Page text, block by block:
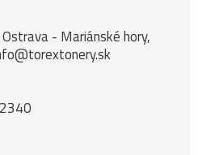
- Mariánské hory,